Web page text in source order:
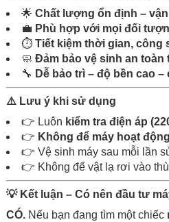
🌟 Chất lượng ổn định –
💼 Phù hợp với mọi đối
⏱️ Tiết kiệm thời gian, công
🧼 Đảm bảo vệ sinh an toàn
🔧 Dễ bảo trì – độ bền cao
⚠️ Lưu ý khi sử dụng
👉 Luôn kiểm tra điện áp
👉 Không để máy hoạt
👉 Vệ sinh máy sau mỗi lần
👉 Không để vật lạ rơi vào
💡 Kết luận – Có nên đầu tư
CÓ. Nếu bạn đang tìm một chiếc